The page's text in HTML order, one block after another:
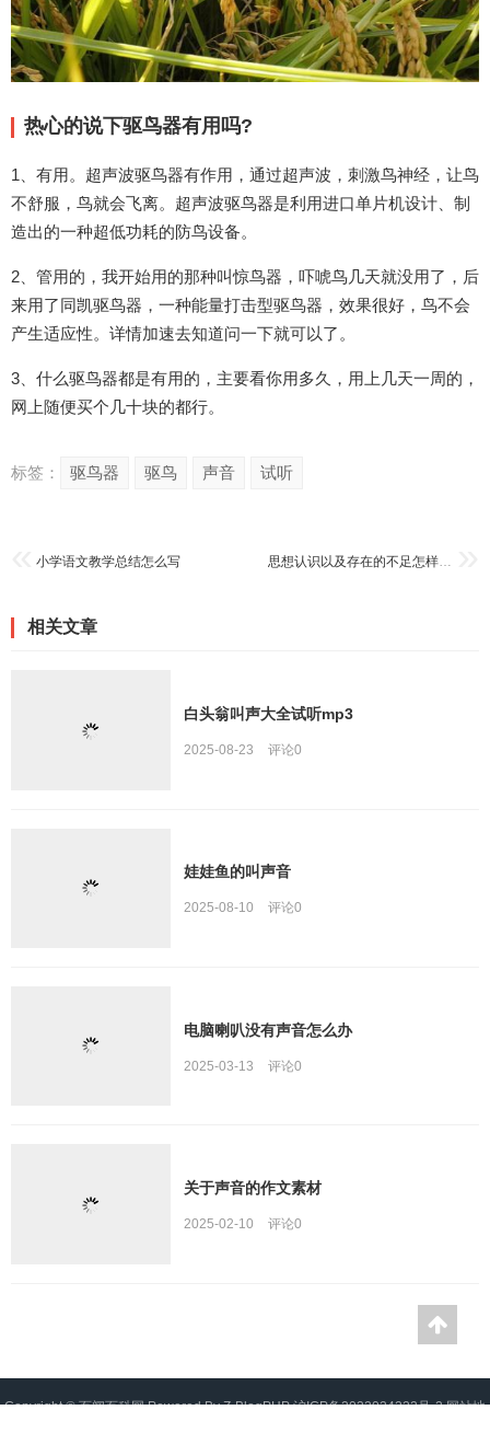
热心的说下驱鸟器有用吗?
1、有用。超声波驱鸟器有作用，通过超声波，刺激鸟神经，让鸟
不舒服，鸟就会飞离。超声波驱鸟器是利用进口单片机设计、制
造出的一种超低功耗的防鸟设备。
2、管用的，我开始用的那种叫惊鸟器，吓唬鸟几天就没用了，后
来用了同凯驱鸟器，一种能量打击型驱鸟器，效果很好，鸟不会
产生适应性。详情加速去知道问一下就可以了。
3、什么驱鸟器都是有用的，主要看你用多久，用上几天一周的，
网上随便买个几十块的都行。
标签： 驱鸟器 驱鸟 声音 试听
小学语文教学总结怎么写 思想认识以及存在的不足怎样写总结
相关文章
白头翁叫声大全试听mp3
2025-08-23 评论0
娃娃鱼的叫声音
2025-08-10 评论0
电脑喇叭没有声音怎么办
2025-03-13 评论0
关于声音的作文素材
2025-02-10 评论0
Copyright ©百闻百科网Powered ByZ-BlogPHP 沪ICP备2022024222号-2 网站地